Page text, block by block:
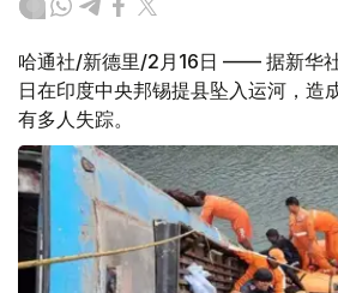
哈通社/新德里/2月16日 —— 据新华
日在印度中央邦锡提县坠入运河，造
有多人失踪。